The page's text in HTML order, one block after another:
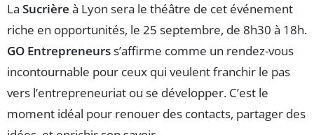
La Sucrière à Lyon sera le théâtre de cet événement
riche en opportunités, le 25 septembre, de 8h30 à 18h.
GO Entrepreneurss’affirme comme un rendez-vous
incontournable pour ceux qui veulent franchir le pas
vers l’entrepreneuriat ou se développer. C’est le
moment idéal pour renouer des contacts, partager des